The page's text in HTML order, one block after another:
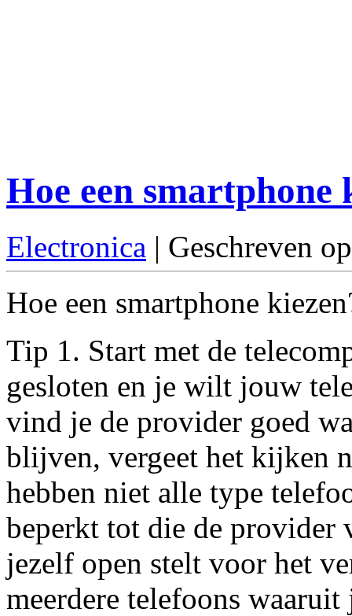
Hoe een smartphone
Electronica | Geschreven
Hoe een smartphone
Tip 1. Start met de
gesloten en je wilt jouw
vind je de provider goed
blijven, vergeet het kijken
hebben niet alle type
beperkt tot die de
jezelf open stelt voor het
meerdere telefoons